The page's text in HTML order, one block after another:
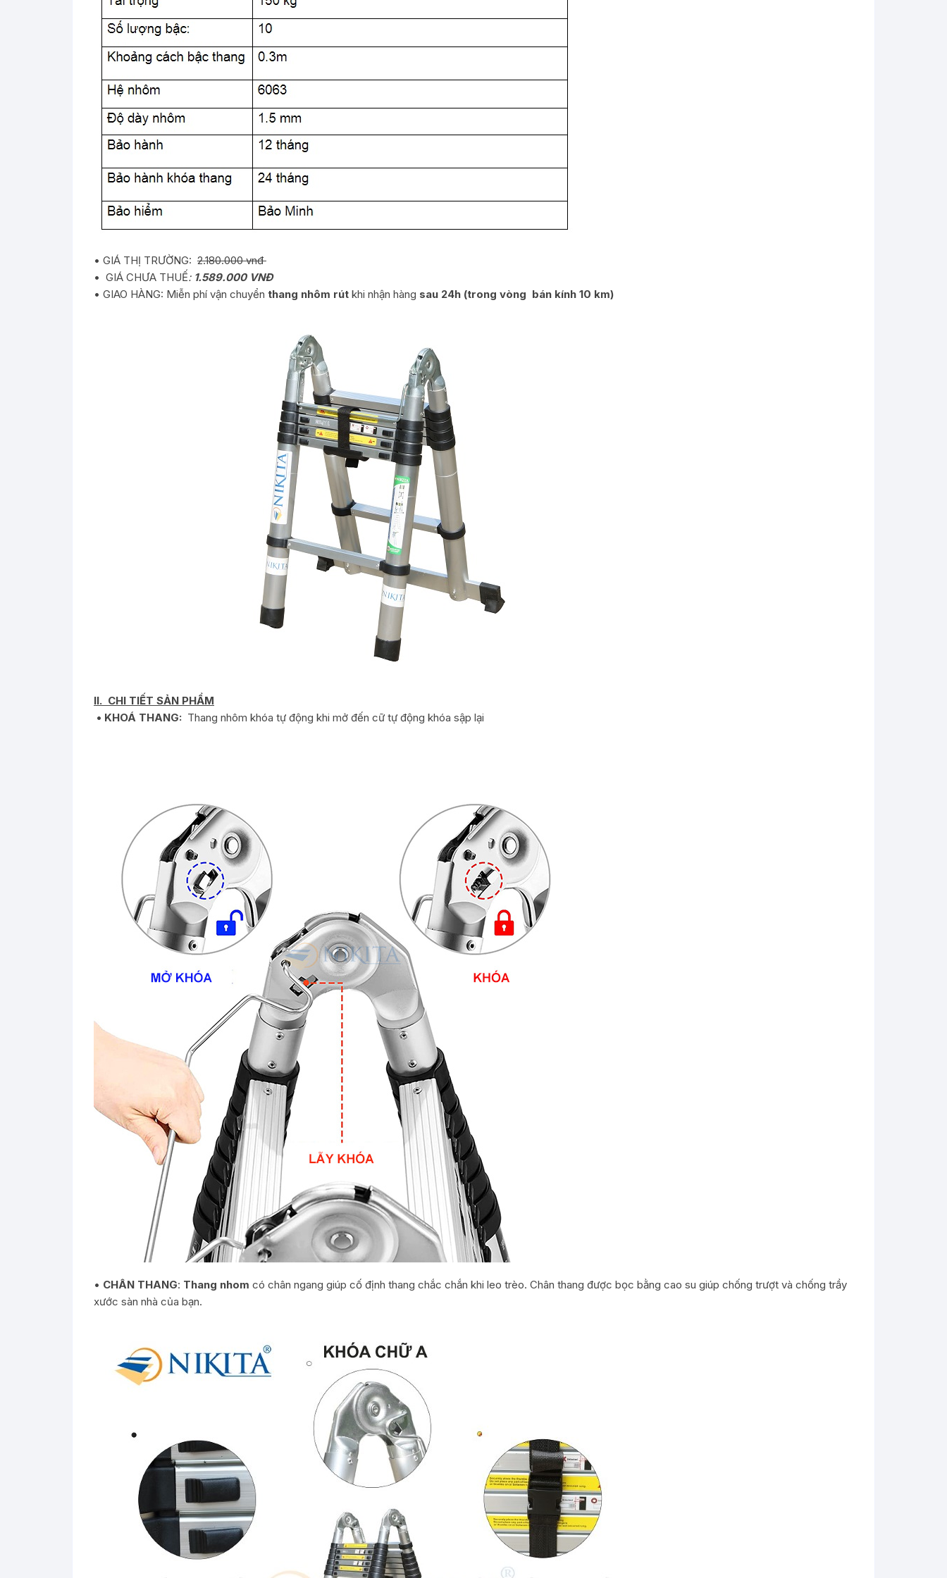
• GIÁ THỊ TRƯỜNG: 2.180.000 vnđ
• GIÁ CHƯA THUẾ: 1.589.000 VNĐ
• GIAO HÀNG: Miễn phí vận chuyển thang nhôm rút khi nhận hàng sau 24h (trong vòng bán kính 10 km)
II. CHI TIẾT SẢN PHẨM
• KHOÁ THANG: Thang nhôm khóa tự động khi mở đến cữ tự động khóa sập lại
• CHÂN THANG: Thang nhom có chân ngang giúp cố định thang chắc chắn khi leo trèo. Chân thang được bọc bằng cao su giúp chống trượt và chống trầy
xước sàn nhà của bạn.